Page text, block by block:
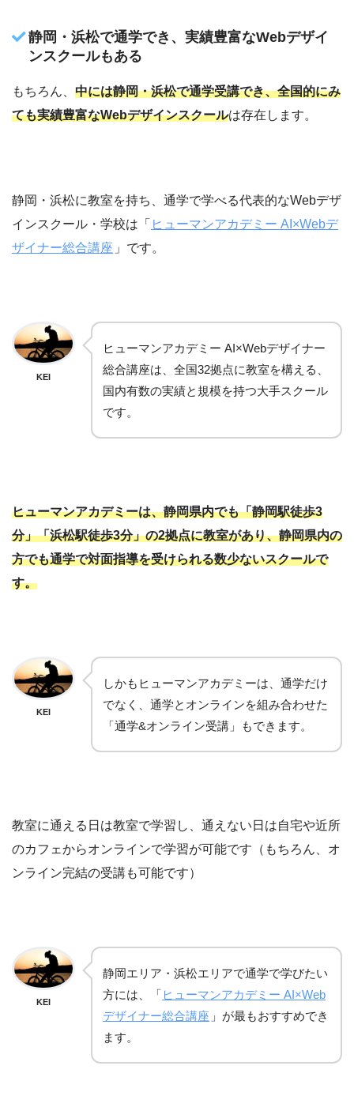
静岡・浜松で通学でき、実績豊富なWebデザイ
ンスクールもある
もちろん、 中には静岡・浜松で通学受講でき、全国的にみ
ても実績豊富なWebデザインスクールは存在します。
静岡・浜松に教室を持ち、通学で学べる代表的なWebデザ
インスクール・学校は「 ヒューマンアカデミー AI×Webデ
ザイナー総合講座 」です。
KEI
ヒューマンアカデミー AI×Webデザイナー
総合講座は、全国32拠点に教室を構える、
国内有数の実績と規模を持つ大手スクール
です。
ヒューマンアカデミーは、静岡県内でも「静岡駅徒歩3
分」「浜松駅徒歩3分」の2拠点に教室があり、静岡県内の
方でも通学で対面指導を受けられる数少ないスクールで
す。
KEI
しかもヒューマンアカデミーは、通学だけ
でなく、通学とオンラインを組み合わせた
「通学&オンライン受講」もできます。
教室に通える日は教室で学習し、通えない日は自宅や近所
のカフェからオンラインで学習が可能です（もちろん、オ
ンライン完結の受講も可能です）
KEI
静岡エリア・浜松エリアで通学で学びたい
方には、「 ヒューマンアカデミー AI×Web
デザイナー総合講座 」が最もおすすめでき
ます。